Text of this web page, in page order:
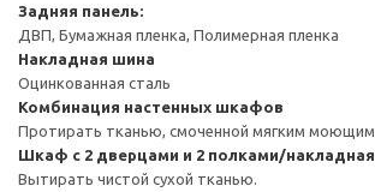
Задняя панель:
ДВП, Бумажная пленка, Полимерная пленка
Накладная шина
Оцинкованная сталь
Комбинация настенных шкафов
Протирать тканью, смоченной мягким моющим
Шкаф с 2 дверцами и 2 полками/
Вытирать чистой сухой тканью.